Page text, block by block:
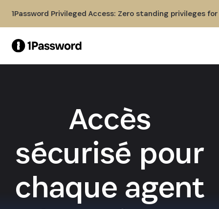
1Password Privileged Access: Zero standing privileges
Accès
sécurisé pour
chaque agent